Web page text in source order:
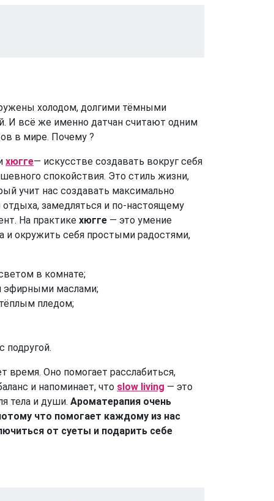
холодом, долгими тёмными
И всё же именно датчан считают одним
в мире. Почему ?
хюгге— искусстве создавать вокруг себя
спокойствия. Это стиль жизни,
учит нас создавать максимально
замедляться и по-настоящему
На практике хюгге — это умение
и окружить себя простыми радостями,
в комнате;
эфирными маслами;
пледом;
время. Оно помогает расслабиться,
и напоминает, что slow living — это
тела и души. Ароматерапия очень
что помогает каждому из нас
от суеты и подарить себе